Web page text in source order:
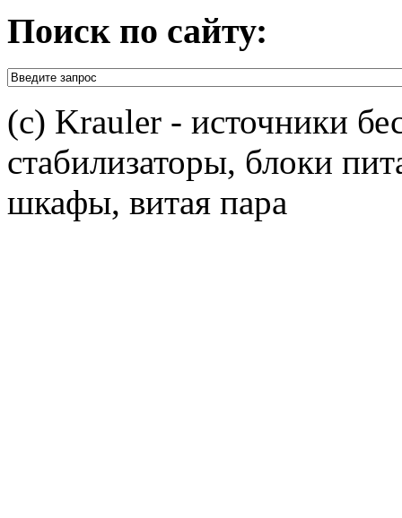
Поиск по сайту:
(c) Krauler - источники
стабилизаторы, блоки
шкафы, витая пара